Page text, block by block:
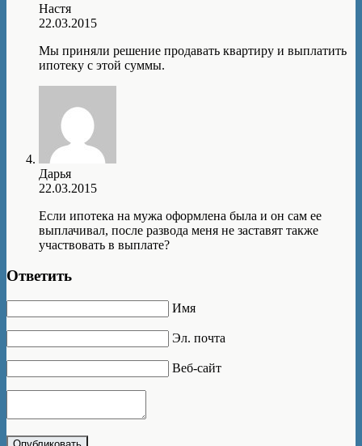
Настя
22.03.2015
Мы приняли решение продавать квартиру и выплатить
ипотеку с этой суммы.
Дарья
22.03.2015
Если ипотека на мужа оформлена была и он сам ее
выплачивал, после развода меня не заставят также
участвовать в выплате?
Ответить
Имя
Эл. почта
Веб-сайт